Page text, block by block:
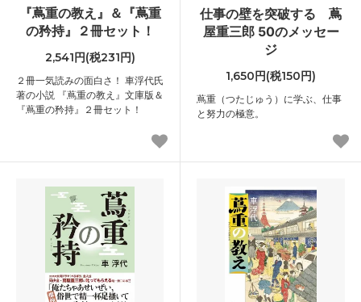
『蔦重の教え』＆『蔦重
の矜持』２冊セット！
2,541円(税231円)
２冊一気読みの面白さ！ 車浮代氏
著の小説 『蔦重の教え』文庫版＆
『蔦重の矜持』２冊セット！
仕事の壁を突破する 蔦
屋重三郎 50のメッセー
ジ
1,650円(税150円)
蔦重（つたじゅう）に学ぶ、仕事
と努力の極意。